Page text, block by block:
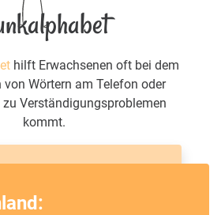
hilft Erwachsenen oft bei dem
von Wörtern am Telefon oder
zu Verständigungsproblemen
kommt.